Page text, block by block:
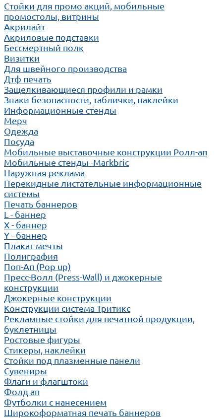
Cтойки для промо акций, мобильные
промостолы, витрины
Акрилайт
Акриловые подставки
Бессмертный полк
Визитки
Для швейного производства
Дтф печать
Защелкивающиеся профили и рамки
Знаки безопасности, таблички, наклейки
Информационные стенды
Мерч
Одежда
Посуда
Мобильные выставочные конструкции Ролл-ап
Мобильные стенды -Markbric
Наружная реклама
Перекидные листательные информационные
системы
Печать баннеров
L - баннер
X - баннер
Y - баннер
Плакат мечты
Полиграфия
Поп-Ап (Pop up)
Пресс-Волл (Press-Wall) и джокерные
конструкции
Джокерные конструкции
Конструкции система Тритикс
Рекламные стойки для печатной продукции,
буклетницы
Ростовые фигуры
Стикеры, наклейки
Стойки под плазменные панели
Сувениры
Флаги и флагштоки
Фолд ап
Футболки с нанесением
Широкоформатная печать баннеров